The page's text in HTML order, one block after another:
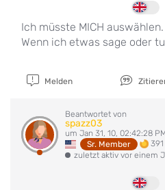
Ich müsste MICH auswählen.
Wenn ich etwas sage oder
Melden
Beantwortet von
spazz03
um Jan 31, 10, 02:42:28 PM
Sr. Member
391
zuletzt aktiv vor einem